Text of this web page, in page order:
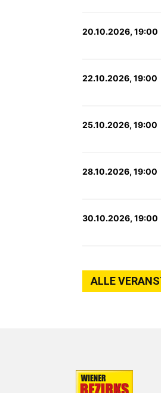
20.10.2026, 19:00
22.10.2026, 19:00
25.10.2026, 19:00
28.10.2026, 19:00
30.10.2026, 19:00
ALLE